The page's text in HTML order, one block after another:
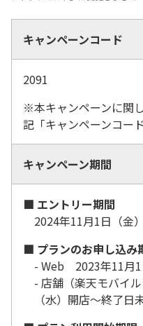
キャンペーンコード
2091
※本キャンペーンに関
記「キャンペーンコー
キャンペーン期間
■ エントリー期間
2024年11月1日（金
■ プランのお申し込み
- Web 2023年11月1
- 店舗（楽天モバイ
（水）開店～終了日